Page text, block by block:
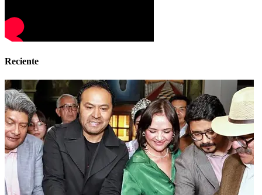
Reciente